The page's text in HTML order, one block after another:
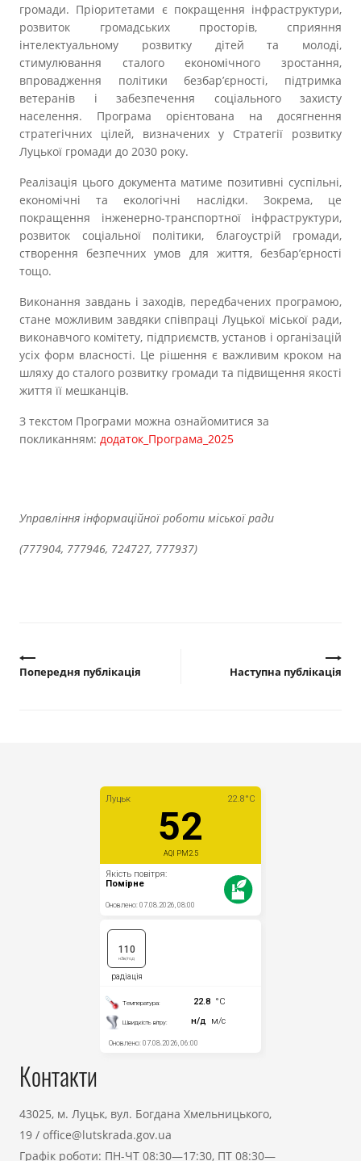
громади. Пріоритетами є покращення інфраструктури,
розвиток громадських просторів, сприяння
інтелектуальному розвитку дітей та молоді,
стимулювання сталого економічного зростання,
впровадження політики безбар’єрності, підтримка
ветеранів і забезпечення соціального захисту
населення. Програма орієнтована на досягнення
стратегічних цілей, визначених у Стратегії розвитку
Луцької громади до 2030 року.
Реалізація цього документа матиме позитивні суспільні,
економічні та екологічні наслідки. Зокрема, це
покращення інженерно-транспортної інфраструктури,
розвиток соціальної політики, благоустрій громади,
створення безпечних умов для життя, безбар’єрності
тощо.
Виконання завдань і заходів, передбачених програмою,
стане можливим завдяки співпраці Луцької міської ради,
виконавчого комітету, підприємств, установ і організацій
усіх форм власності. Це рішення є важливим кроком на
шляху до сталого розвитку громади та підвищення якості
життя її мешканців.
З текстом Програми можна ознайомитися за
покликанням: додаток_Програма_2025
Управління інформаційної роботи міської ради
(777904, 777946, 724727, 777937)
Попередня публікація Наступна публікація
Контакти
43025, м. Луцьк, вул. Богдана Хмельницького,
19 / office@lutskrada.gov.ua
Графік роботи: ПН-ЧТ 08:30—17:30, ПТ 08:30—